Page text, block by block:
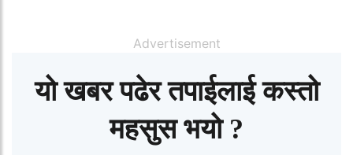
Advertisement
यो खबर पढेर तपाईलाई कस्तो
महसुस भयो ?